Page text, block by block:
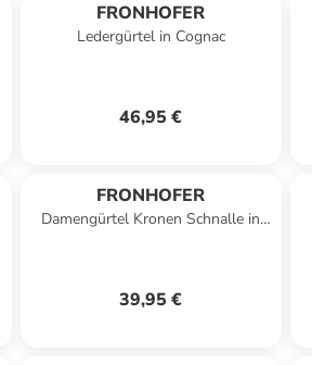
FRONHOFER
Ledergürtel in Cognac
46,95 €
FRONHOFER
Damengürtel Kronen Schnalle in
39,95 €